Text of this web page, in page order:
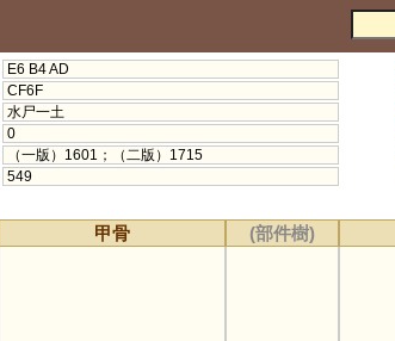
E6 B4 AD
CF6F
水尸一土
0
（一版）1601；（二版）1715
549
甲骨 (部件樹)